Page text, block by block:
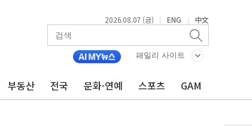
2026.08.07 (금) | ENG | 中文
패밀리 사이트
부동산 전국 문화·연예 스포츠 GAM
션 챌린지' 성료
' 맞아 네이버와 대규모 프로모션
인 QR결제 서비스 확장 나선다
바이오, 휴믹 흡수합병 완료"